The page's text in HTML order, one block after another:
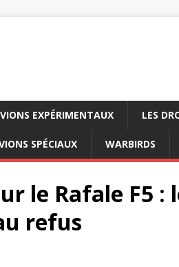
EXPÉRIMENTAUX LES
SPÉCIAUX WARBIRDS
le Rafale F5 :
refus